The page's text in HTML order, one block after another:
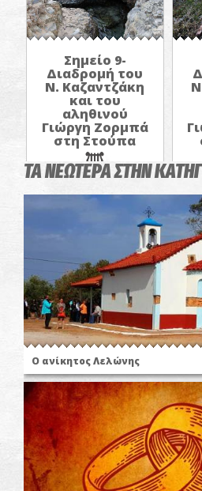
Σημείο 9-
Διαδρομή του
Ν. Καζαντζάκη
και του
αληθινού
Γιώργη Ζορμπά
στη Στούπα
ΤΑ ΝΕΩΤΕΡΑ ΣΤΗΝ
Ο ανίκητος Λελώνης